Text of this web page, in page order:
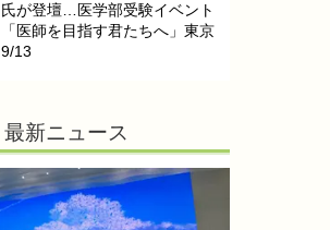
氏が登壇…医学部受験イベント
「医師を目指す君たちへ」東京
9/13
最新ニュース